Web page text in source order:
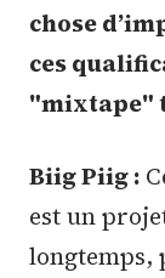
chose
ces
"mixtape"
Biig Piig :
est un
longtemps,